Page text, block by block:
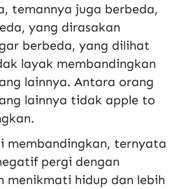
temannya juga berbeda,
yang dirasakan
berbeda, yang dilihat
layak membandingkan
lainnya. Antara orang
lainnya tidak apple to
membandingkan, ternyata
pergi dengan
menikmati hidup dan lebih